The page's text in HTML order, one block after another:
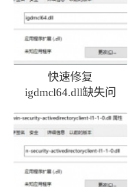
快速修复
igdmcl64.dll缺失问